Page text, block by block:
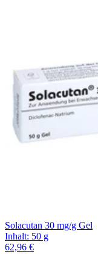
Solacutan 30 mg/g Gel
Inhalt: 50 g
62,96 €